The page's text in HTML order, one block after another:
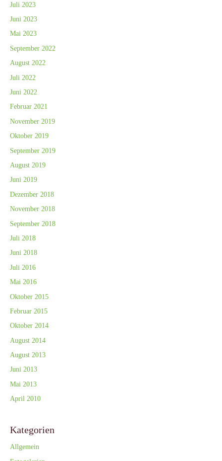
Juli 2023
Juni 2023
Mai 2023
September 2022
August 2022
Juli 2022
Juni 2022
Februar 2021
November 2019
Oktober 2019
September 2019
August 2019
Juni 2019
Dezember 2018
November 2018
September 2018
Juli 2018
Juni 2018
Juli 2016
Mai 2016
Oktober 2015
Februar 2015
Oktober 2014
August 2014
August 2013
Juni 2013
Mai 2013
April 2010
Kategorien
Allgemein